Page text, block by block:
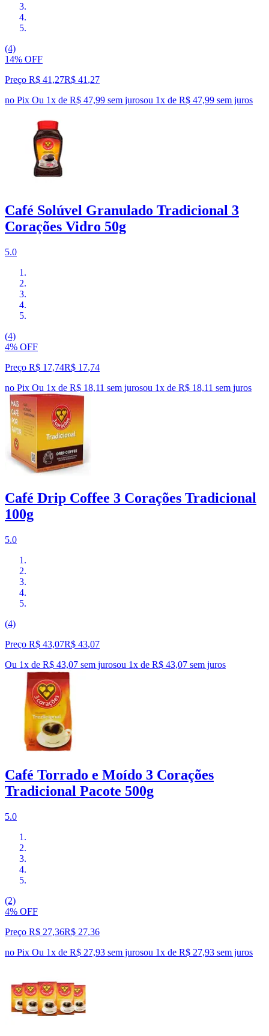
(4)
14% OFF
Preço R$ 41,27R$ 41 ,27
no Pix Ou 1x de R$ 47,99 sem jurosou 1x de R$ 47,99 sem juros
Café Solúvel Granulado Tradicional 3
Corações Vidro 50g
5.0
(4)
4% OFF
Preço R$ 17,74R$ 17,74
no Pix Ou 1x de R$ 18,11 sem jurosou 1x de R$ 18,11 sem juros
Café Drip Coffee 3 Corações Tradicional
100g
5.0
(4)
Preço R$ 43,07R$ 43,07
Ou 1x de R$ 43,07 sem jurosou 1x de R$ 43,07 sem juros
Café Torrado e Moído 3 Corações
Tradicional Pacote 500g
5.0
(2)
4% OFF
Preço R$ 27,36R$ 27,36
no Pix Ou 1x de R$ 27,93 sem jurosou 1x de R$ 27,93 sem juros